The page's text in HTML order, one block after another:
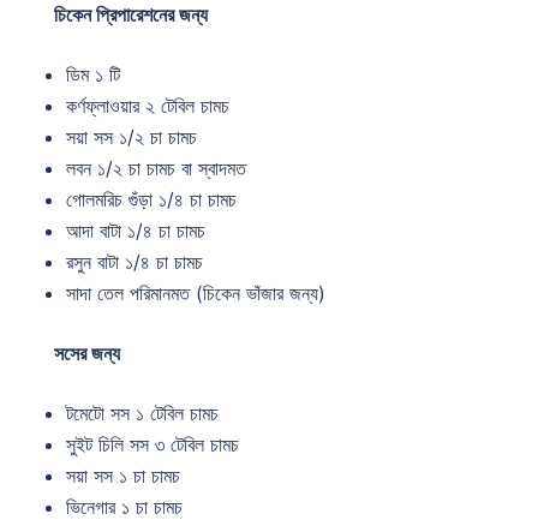
চিকেন প্রিপারেশনের জন্য
ডিম ১ টি
কর্ণফ্লাওয়ার ২ টেবিল চামচ
সয়া সস ১/২ চা চামচ
লবন ১/২ চা চামচ বা স্বাদমত
গোলমরিচ গুঁড়া ১/৪ চা চামচ
আদা বাটা ১/৪ চা চামচ
রসুন বাটা ১/৪ চা চামচ
সাদা তেল পরিমানমত (চিকেন ভাঁজার জন্য)
সসের জন্য
টমেটো সস ১ টেবিল চামচ
সুইট চিলি সস ৩ টেবিল চামচ
সয়া সস ১ চা চামচ
ভিনেগার ১ চা চামচ